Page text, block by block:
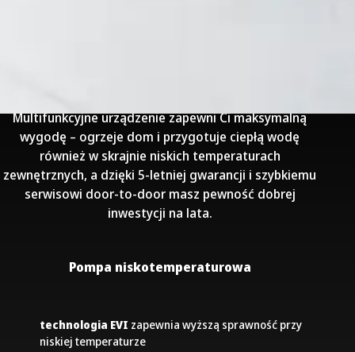
Multifunkcyjne urządzenie zapewni Ci maksymalną
wygodę – ogrzeje dom i przygotuje ciepłą wodę
również w skrajnie niskich temperaturach
zewnętrznych, a dzięki 5-letniej gwarancji i szybkiemu
serwisowi door-to-door masz pewność dobrej
inwestycji na lata.
technologia EVI zapewnia wyższą sprawność przy
niskiej temperaturze
Pompa niskotemperaturowa